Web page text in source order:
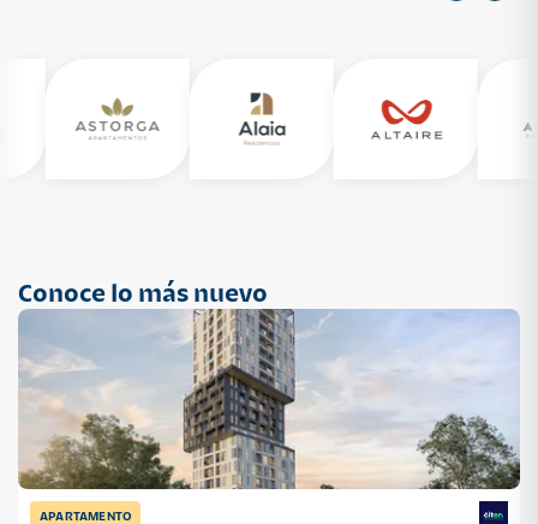
Conoce lo más nuevo
APARTAMENTO